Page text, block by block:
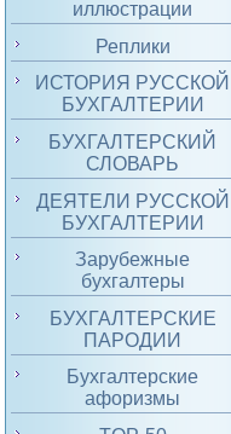
иллюстрации
Реплики
ИСТОРИЯ РУССКОЙ
БУХГАЛТЕРИИ
БУХГАЛТЕРСКИЙ
СЛОВАРЬ
ДЕЯТЕЛИ РУССКОЙ
БУХГАЛТЕРИИ
Зарубежные
бухгалтеры
БУХГАЛТЕРСКИЕ
ПАРОДИИ
Бухгалтерские
афоризмы